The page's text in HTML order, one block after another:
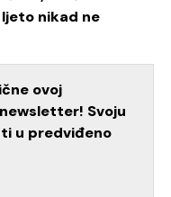
nikad ne
ovoj
Svoju
u predviđeno